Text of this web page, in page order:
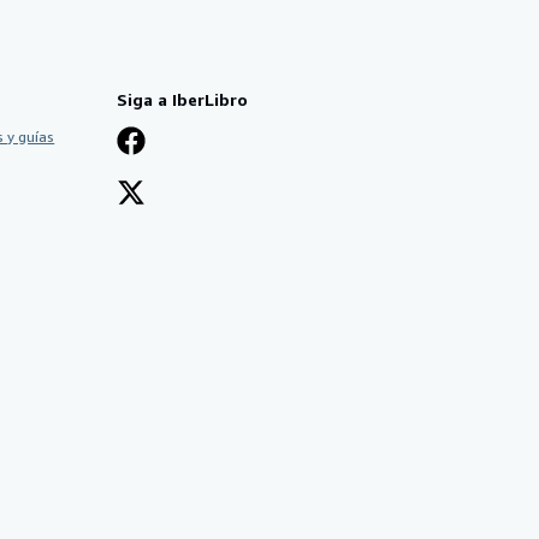
y guías
Siga a IberLibro